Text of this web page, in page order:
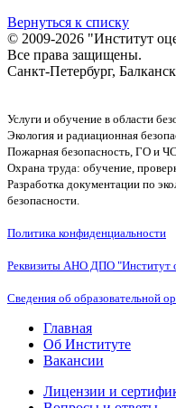
Вернуться к списку
© 2009-2026 "Институт
Все права защищены.
Санкт-Петербург,
Услуги и обучение в области
Экология и радиационная
Пожарная безопасность, ГО и ЧС.
Охрана труда: обучение,
Разработка документации по
безопасности.
Политика конфиденциальности
Реквизиты АНО ДПО "Институт
Сведения об образовательной
Главная
Об Институте
Вакансии
Лицензии и